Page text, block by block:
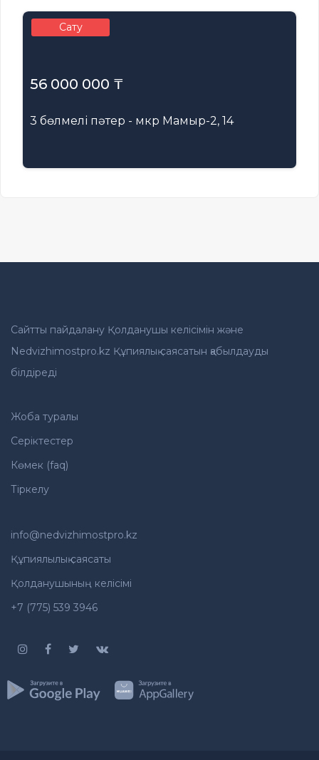
Сату
56 000 000 ₸
3 бөлмелі пәтер - мкр Мамыр-2, 14
Сайтты пайдалану Қолданушы келісімін және
Nedvizhimostpro.kz Құпиялық саясатын қабылдауды
білдіреді
Жоба туралы
Серіктестер
Көмек (faq)
Тіркелу
info@nedvizhimostpro.kz
Құпиялылық саясаты
Қолданушының келісімі
+7 (775) 539 3946